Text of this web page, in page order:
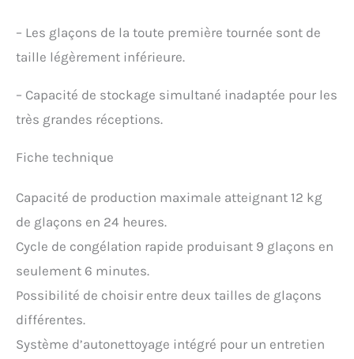
– Les glaçons de la toute première tournée sont de
taille légèrement inférieure.
– Capacité de stockage simultané inadaptée pour les
très grandes réceptions.
Fiche technique
Capacité de production maximale atteignant 12 kg
de glaçons en 24 heures.
Cycle de congélation rapide produisant 9 glaçons en
seulement 6 minutes.
Possibilité de choisir entre deux tailles de glaçons
différentes.
Système d’autonettoyage intégré pour un entretien